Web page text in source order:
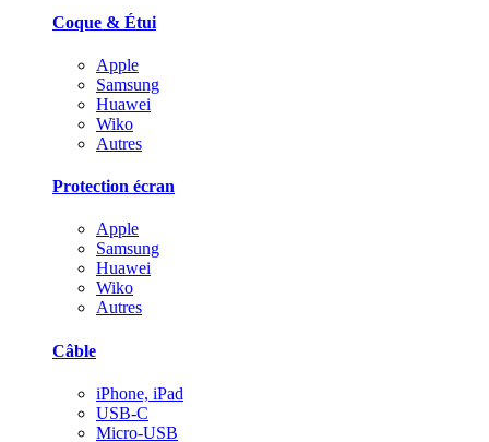
Coque & Étui
Apple
Samsung
Huawei
Wiko
Autres
Protection écran
Apple
Samsung
Huawei
Wiko
Autres
Câble
iPhone, iPad
USB-C
Micro-USB